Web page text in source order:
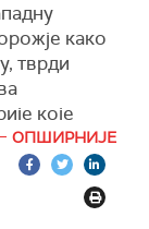
како
тврди
које
ту
ОПШИРНИЈЕ